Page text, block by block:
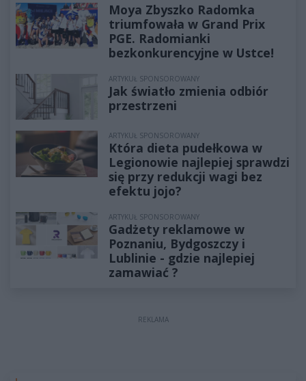
Moya Zbyszko Radomka
triumfowała w Grand Prix
PGE. Radomianki
bezkonkurencyjne w Ustce!
ARTYKUŁ SPONSOROWANY
Jak światło zmienia odbiór
przestrzeni
ARTYKUŁ SPONSOROWANY
Która dieta pudełkowa w
Legionowie najlepiej sprawdzi
się przy redukcji wagi bez
efektu jojo?
ARTYKUŁ SPONSOROWANY
Gadżety reklamowe w
Poznaniu, Bydgoszczy i
Lublinie - gdzie najlepiej
zamawiać ?
REKLAMA